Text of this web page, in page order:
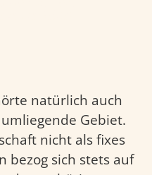
natürlich auch
Gebiet.
nicht als fixes
bezog sich stets auf